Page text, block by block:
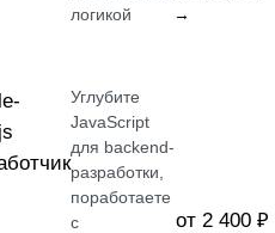
логикой
→
Углубите
JavaScript
для backend-
разработки,
поработаете
с
от 2 400 ₽